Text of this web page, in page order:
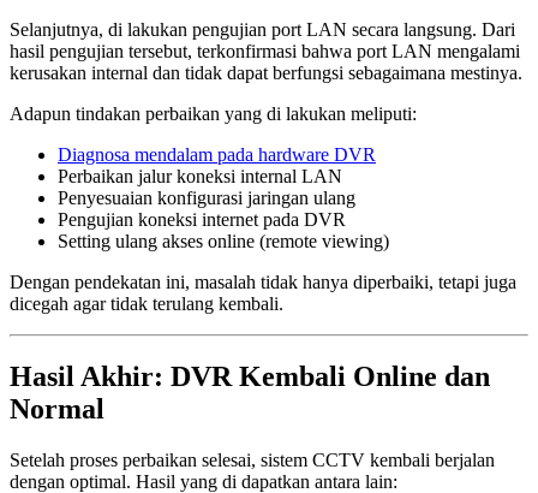
Selanjutnya, di lakukan pengujian port LAN secara langsung. Dari
hasil pengujian tersebut, terkonfirmasi bahwa port LAN mengalami
kerusakan internal dan tidak dapat berfungsi sebagaimana mestinya.
Adapun tindakan perbaikan yang di lakukan meliputi:
Diagnosa mendalam pada hardware DVR
Perbaikan jalur koneksi internal LAN
Penyesuaian konfigurasi jaringan ulang
Pengujian koneksi internet pada DVR
Setting ulang akses online (remote viewing)
Dengan pendekatan ini, masalah tidak hanya diperbaiki, tetapi juga
dicegah agar tidak terulang kembali.
Hasil Akhir: DVR Kembali Online dan
Normal
Setelah proses perbaikan selesai, sistem CCTV kembali berjalan
dengan optimal. Hasil yang di dapatkan antara lain: